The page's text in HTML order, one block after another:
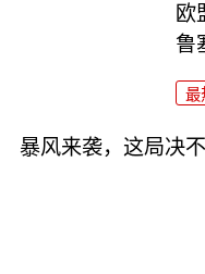
欧
鲁
最
暴风来袭，这局决